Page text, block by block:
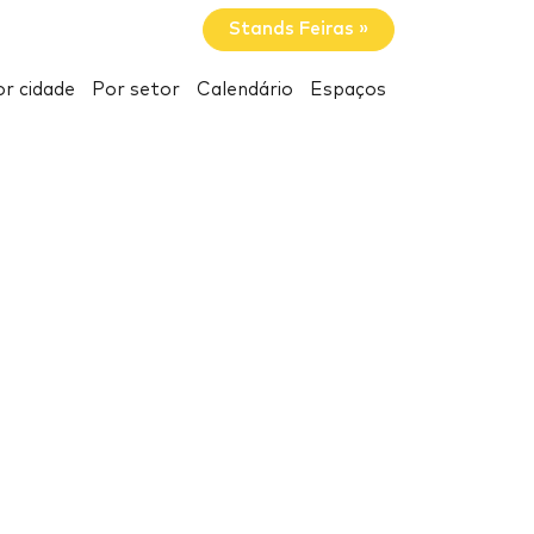
Stands Feiras »
cidade Por setor Calendário Espaços